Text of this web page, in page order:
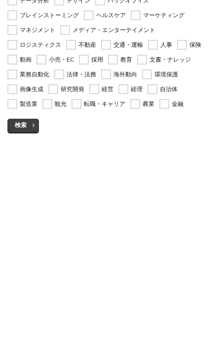
ブレインストーミング
ヘルスケア
マーケティング
マネジメント
メディア・エンターテイメント
ロジスティクス
不動産 交通・運輸 人事
保険
動画
小売・EC 採用 教育
文書・ナレッジ
業務自動化
法律・法務 海外動向
環境保護
画像生成
研究開発 経営 経理
自治体
製造業
観光 転職・キャリア 農業 金融
検索